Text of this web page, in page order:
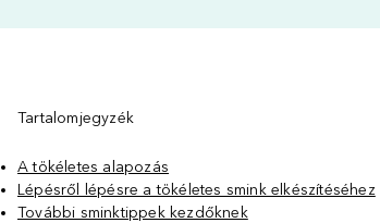
Tartalomjegyzék
A tökéletes alapozás
Lépésről lépésre a tökéletes smink elkészítéséhez
További sminktippek kezdőknek